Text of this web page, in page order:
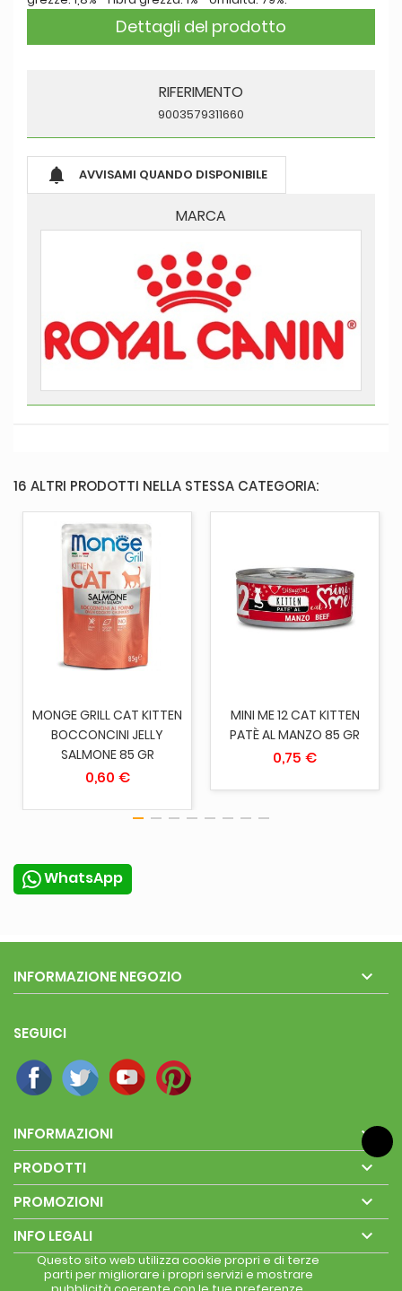
Dettagli del prodotto
RIFERIMENTO
9003579311660
 AVVISAMI QUANDO DISPONIBILE
MARCA
16 ALTRI PRODOTTI NELLA STESSA CATEGORIA:
MONGE GRILL CAT KITTEN
BOCCONCINI JELLY
SALMONE 85 GR
0,60 €
MINI ME 12 CAT KITTEN
PATÈ AL MANZO 85 GR
0,75 €
WhatsApp
INFORMAZIONE NEGOZIO 
SEGUICI
INFORMAZIONI 
PRODOTTI 
PROMOZIONI 
INFO LEGALI 
Questo sito web utilizza cookie propri e di terze
parti per migliorare i propri servizi e mostrare